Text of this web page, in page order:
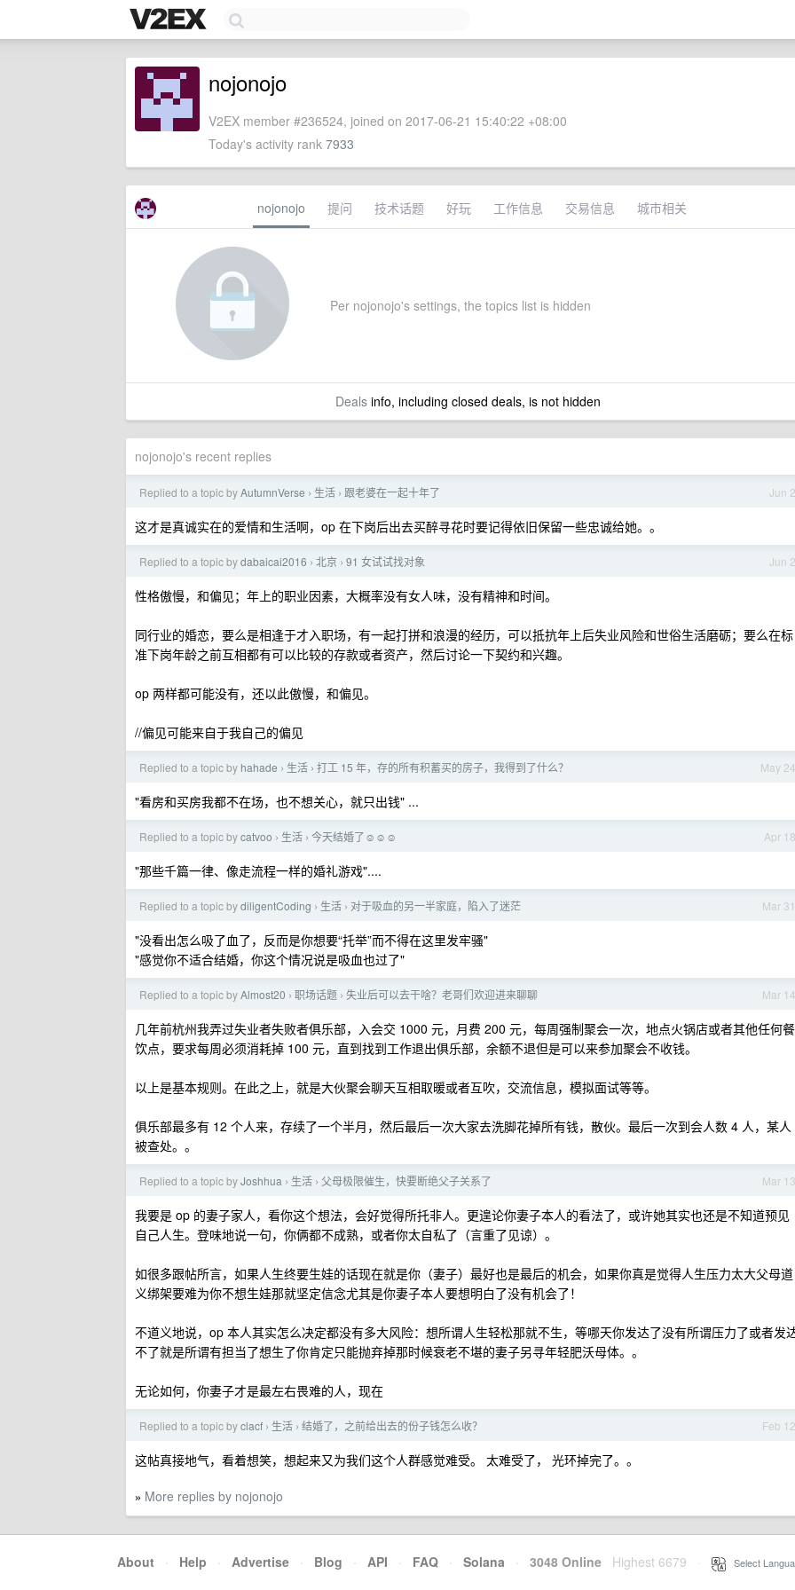
nojonojo
V2EX member #236524, joined on 2017-06-21 15:40:22 +08:00
Today's activity rank 7933
nojonojo 提问 技术话题 好玩 工作信息 交易信息 城市相关
Per nojonojo's settings, the topics list is hidden
Dealsinfo, including closed deals, is not hidden
nojonojo's recent replies
Jun 2
Replied to a topic byAutumnVerse › 生活 › 跟老婆在一起十年了
这才是真诚实在的爱情和生活啊，op 在下岗后出去买醉寻花时要记得依旧保留一些忠诚给她。。
Jun 2
Replied to a topic bydabaicai2016 › 北京 › 91 女试试找对象
性格傲慢，和偏见；年上的职业因素，大概率没有女人味，没有精神和时间。
同行业的婚恋，要么是相逢于才入职场，有一起打拼和浪漫的经历，可以抵抗年上后失业风险和世俗生活磨砺；要么在标
准下岗年龄之前互相都有可以比较的存款或者资产，然后讨论一下契约和兴趣。
op 两样都可能没有，还以此傲慢，和偏见。
//偏见可能来自于我自己的偏见
May 24
Replied to a topic by hahade › 生活 › 打工 15 年，存的所有积蓄买的房子，我得到了什么？
"看房和买房我都不在场，也不想关心，就只出钱" ...
Apr 18
Replied to a topic bycatvoo › 生活 › 今天结婚了☺️☺️☺️
"那些千篇一律、像走流程一样的婚礼游戏"....
Mar 31
Replied to a topic bydiligentCoding › 生活 › 对于吸血的另一半家庭，陷入了迷茫
"没看出怎么吸了血了，反而是你想要“托举”而不得在这里发牢骚"
"感觉你不适合结婚，你这个情况说是吸血也过了"
Mar 14
Replied to a topic byAlmost20 › 职场话题 › 失业后可以去干啥？老哥们欢迎进来聊聊
几年前杭州我弄过失业者失败者俱乐部，入会交 1000 元，月费 200 元，每周强制聚会一次，地点火锅店或者其他任何餐
饮点，要求每周必须消耗掉 100 元，直到找到工作退出俱乐部，余额不退但是可以来参加聚会不收钱。
以上是基本规则。在此之上，就是大伙聚会聊天互相取暖或者互吹，交流信息，模拟面试等等。
俱乐部最多有 12 个人来，存续了一个半月，然后最后一次大家去洗脚花掉所有钱，散伙。最后一次到会人数 4 人，某人
被查处。。
Mar 13
Replied to a topic byJoshhua › 生活 › 父母极限催生，快要断绝父子关系了
我要是 op 的妻子家人，看你这个想法，会好觉得所托非人。更遑论你妻子本人的看法了，或许她其实也还是不知道预见
自己人生。登味地说一句，你俩都不成熟，或者你太自私了（言重了见谅）。
如很多跟帖所言，如果人生终要生娃的话现在就是你（妻子）最好也是最后的机会，如果你真是觉得人生压力太大父母道
义绑架要难为你不想生娃那就坚定信念尤其是你妻子本人要想明白了没有机会了！
不道义地说，op 本人其实怎么决定都没有多大风险：想所谓人生轻松那就不生，等哪天你发达了没有所谓压力了或者发
不了就是所谓有担当了想生了你肯定只能抛弃掉那时候衰老不堪的妻子另寻年轻肥沃母体。。
无论如何，你妻子才是最左右畏难的人，现在
Feb 12
Replied to a topic byclacf › 生活 › 结婚了，之前给出去的份子钱怎么收？
这帖真接地气，看着想笑，想起来又为我们这个人群感觉难受。 太难受了， 光环掉完了。。
» More replies by nojonojo
About · Help · Advertise · Blog · API · FAQ · Solana · 3048 Online Highest 6679 Select